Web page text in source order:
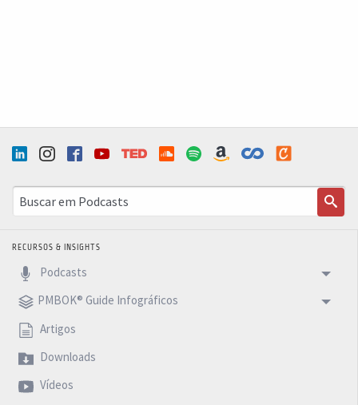
RECURSOS & INSIGHTS
Podcasts
PMBOK® Guide Infográficos
Artigos
Downloads
Vídeos